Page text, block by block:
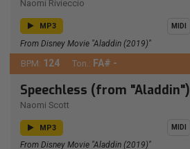
Naomi Rivieccio
MP3 MIDI
From Disney Movie "Aladdin (2019)"
BPM: 124 Ton.: FA# -
Speechless (from "Aladdin")
Naomi Scott
MP3 MIDI
From Disney Movie "Aladdin (2019)"